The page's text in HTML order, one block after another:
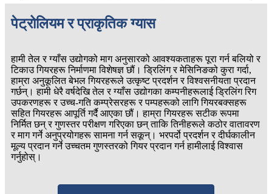
पेट्रोलियम र प्राकृतिक ग्यास
हामी तेल र ग्याँस उद्योगको माग अनुसारको आवश्यकताहरू पूरा गर्न बलियो र
टिकाउ गियरहरू निर्माणमा विशेषज्ञ छौं। ड्रिलिंग र मेसिनिङको कुरा गर्दा,
हाम्रा अनुकूलित बेभल गियरहरूले उत्कृष्ट प्रदर्शन र विश्वसनीयता प्रदान
गर्छन्। हामी धेरै वर्षदेखि तेल र ग्याँस उद्योगका कम्पनीहरूलाई ड्रिलिंग रिग
उपकरणहरू र उच्च-गति कम्प्रेसरहरू र पम्पहरूको लागि गियरबक्सहरू
सहित गियरहरू आपूर्ति गर्दै आएका छौं। हाम्रा गियरहरू सटीक रूपमा
निर्मित छन् र गुणस्तर परीक्षण गरिएका छन् ताकि तिनीहरूले कठोर वातावरण
र माग गर्ने अनुप्रयोगहरू सामना गर्न सकून्। भरपर्दो प्रदर्शन र दीर्घकालीन
मूल्य प्रदान गर्ने उच्चतम गुणस्तरको गियर प्रदान गर्न हामीलाई विश्वास
गर्नुहोस्।